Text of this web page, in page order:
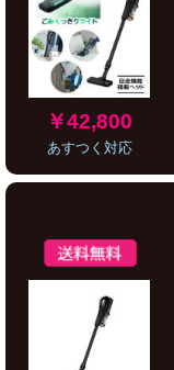
￥42,800
あすつく対応